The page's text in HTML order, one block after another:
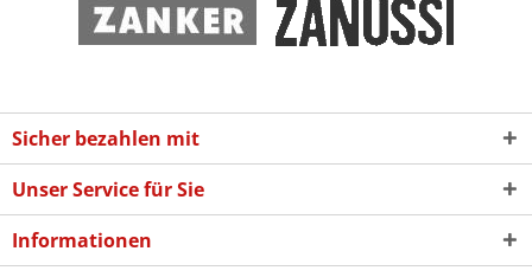
Sicher bezahlen mit
Unser Service für Sie
Informationen